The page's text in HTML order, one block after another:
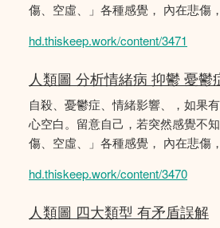
傷、空虛、」各種感覺， 內在悲傷
hd.thiskeep.work/content/3471
人類圖 分析情緒病 抑鬱 憂鬱
自殺、憂鬱症、情緒影響、，如果
心空白。留意自己，若突然感覺不
傷、空虛、」各種感覺， 內在悲傷
hd.thiskeep.work/content/3470
人類圖 四大類型 有矛盾誤解